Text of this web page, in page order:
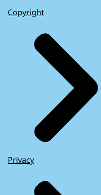
Copyright
Privacy